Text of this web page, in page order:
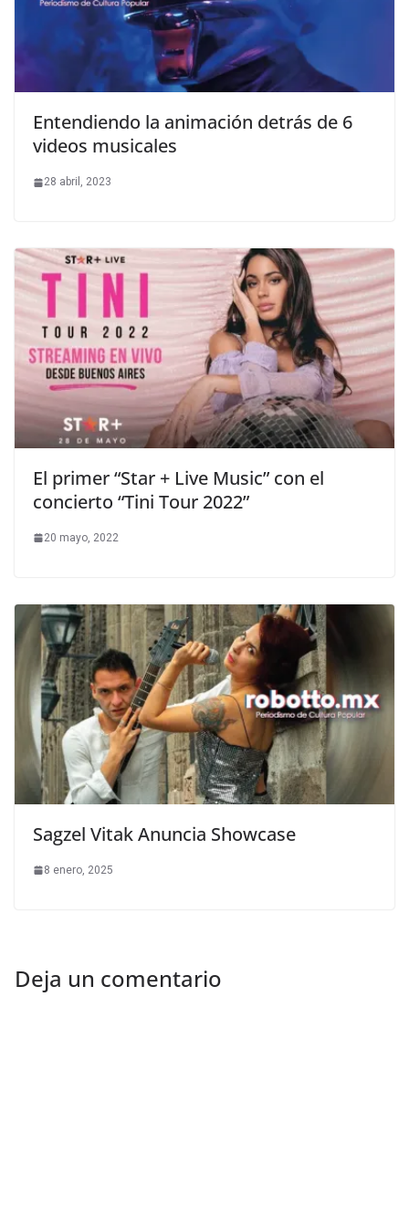
Entendiendo la animación detrás de 6
videos musicales
28 abril, 2023
El primer “Star + Live Music” con el
concierto “Tini Tour 2022”
20 mayo, 2022
Sagzel Vitak Anuncia Showcase
8 enero, 2025
Deja un comentario